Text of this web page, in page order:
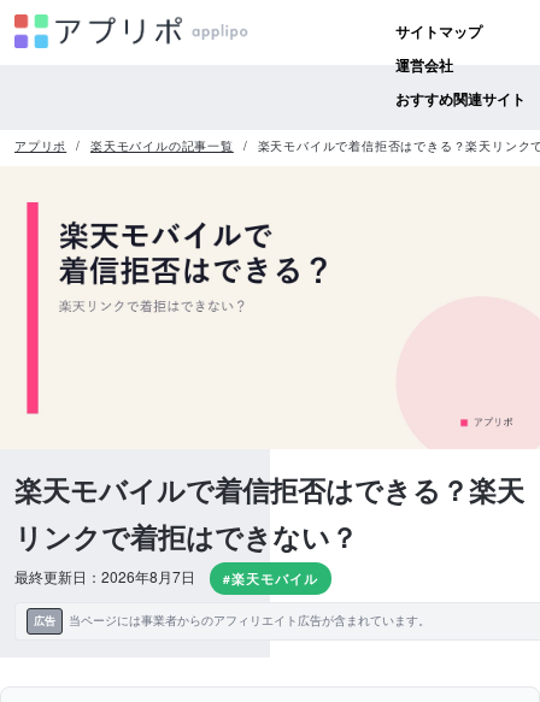
サイトマップ
運営会社
おすすめ関連サイト
アプリポ 楽天モバイルの記事一覧 楽天モバイルで着信拒否はできる？楽天リンク
楽天モバイルで着信拒否はできる？楽天
リンクで着拒はできない？
最終更新日：2026年8月7日 #楽天モバイル
広告 当ページには事業者からのアフィリエイト広告が含まれています。